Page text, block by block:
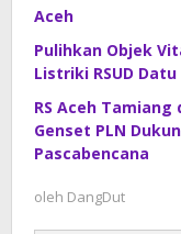
Aceh
Pulihkan Objek
Listriki RSUD
RS Aceh
Genset PLN
Pascabencana
oleh DangDut